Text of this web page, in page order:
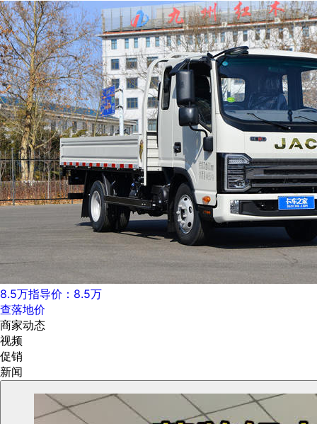
8.5万指导价：8.5万
查落地价
商家动态
视频
促销
新闻